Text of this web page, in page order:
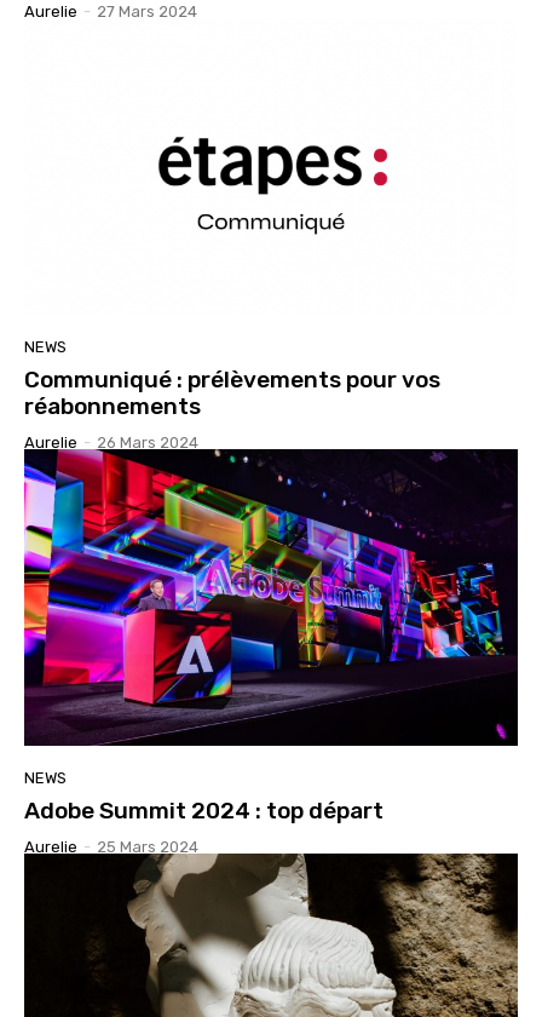
Aurelie - 27 Mars 2024
NEWS
Communiqué : prélèvements pour vos
réabonnements
Aurelie - 26 Mars 2024
NEWS
Adobe Summit 2024 : top départ
Aurelie - 25 Mars 2024